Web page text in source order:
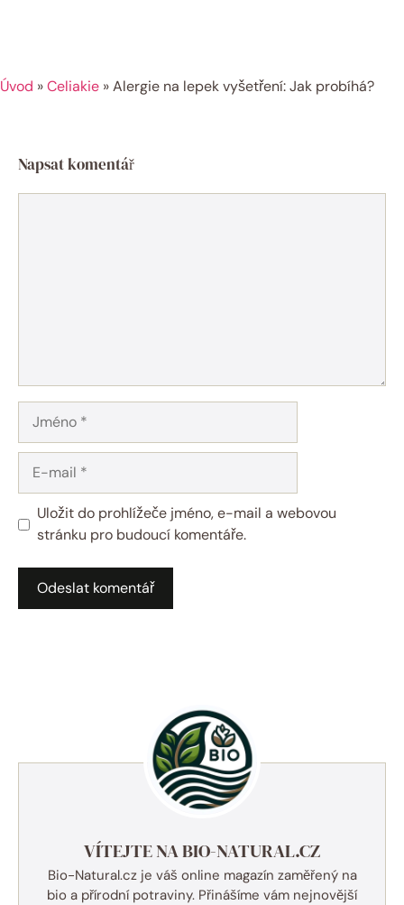
Úvod »Celiakie »Alergie na lepek vyšetření: Jak probíhá?
Napsat komentář
Jméno
mail
Uložit do prohlížeče jméno, e-mail a webovou
stránku pro budoucí komentáře.
VÍTEJTE NA BIO-NATURAL.CZ
Bio-Natural.cz je váš online magazín zaměřený na
bio a přírodní potraviny. Přinášíme vám nejnovější